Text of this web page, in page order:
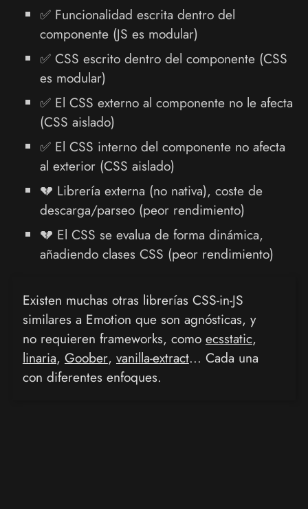
✅ Funcionalidad escrita dentro del
componente (JS es modular)
✅ CSS escrito dentro del componente (CSS
es modular)
✅ El CSS externo al componente no le afecta
(CSS aislado)
✅ El CSS interno del componente no afecta
al exterior (CSS aislado)
💔 Librería externa (no nativa), coste de
descarga/parseo (peor rendimiento)
💔 El CSS se evalua de forma dinámica,
añadiendo clases CSS (peor rendimiento)
Existen muchas otras librerías CSS-in-JS
similares a Emotion que son agnósticas, y
no requieren frameworks, como ecsstatic,
linaria, Goober, vanilla-extract... Cada una
con diferentes enfoques.